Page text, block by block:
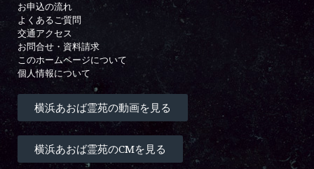
お申込の流れ
よくあるご質問
交通アクセス
お問合せ・資料請求
このホームページについて
個人情報について
横浜あおば霊苑の動画を見る
横浜あおば霊苑のCMを見る